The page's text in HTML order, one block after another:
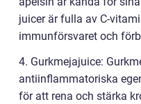
juicer är fulla av C-
immunförsvaret och
4. Gurkmejajuice:
antiinflammatoriska
för att rena och stärka